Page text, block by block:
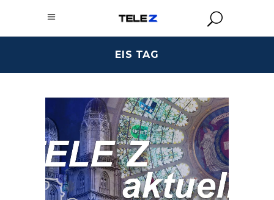
EIS TAG